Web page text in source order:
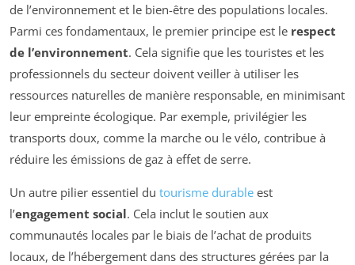
de l’environnement et le bien-être des populations locales.
Parmi ces fondamentaux, le premier principe est le respect
de l’environnement. Cela signifie que les touristes et les
professionnels du secteur doivent veiller à utiliser les
ressources naturelles de manière responsable, en minimisant
leur empreinte écologique. Par exemple, privilégier les
transports doux, comme la marche ou le vélo, contribue à
réduire les émissions de gaz à effet de serre.
Un autre pilier essentiel du tourisme durable est
l’engagement social. Cela inclut le soutien aux
communautés locales par le biais de l’achat de produits
locaux, de l’hébergement dans des structures gérées par la